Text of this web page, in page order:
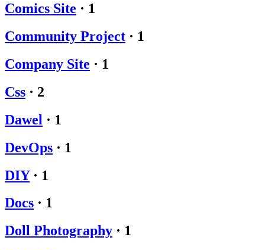
Comics Site · 1
Community Project · 1
Company Site · 1
Css · 2
Dawel · 1
DevOps · 1
DIY · 1
Docs · 1
Doll Photography · 1